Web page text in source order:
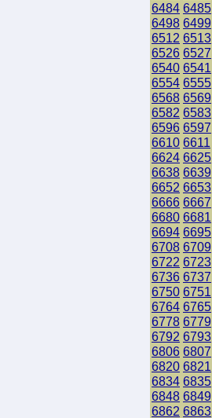
6484 6485
6498 6499
6512 6513
6526 6527
6540 6541
6554 6555
6568 6569
6582 6583
6596 6597
6610 6611
6624 6625
6638 6639
6652 6653
6666 6667
6680 6681
6694 6695
6708 6709
6722 6723
6736 6737
6750 6751
6764 6765
6778 6779
6792 6793
6806 6807
6820 6821
6834 6835
6848 6849
6862 6863